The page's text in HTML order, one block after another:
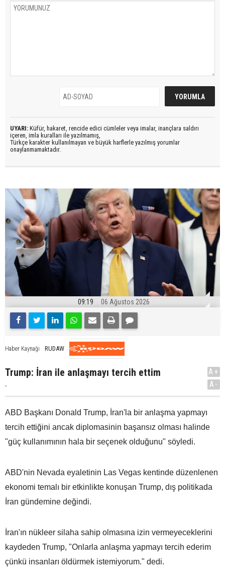
UYARI: Küfür, hakaret, rencide edici cümleler veya imalar, inançlara saldırı
içeren, imla kuralları ile yazılmamış,
Türkçe karakter kullanılmayan ve büyük harflerle yazılmış yorumlar
onaylanmamaktadır.
09:19 06 Ağustos 2026
Haber Kaynağı RUDAW
Trump: İran ile anlaşmayı tercih ettim
.
A+
A-
ABD Başkanı Donald Trump, İran'la bir anlaşma yapmayı
tercih ettiğini ancak diplomasinin başarısız olması halinde
"güç kullanımının hala bir seçenek olduğunu" söyledi.
ABD'nin Nevada eyaletinin Las Vegas kentinde düzenlenen
ekonomi temalı bir etkinlikte konuşan Trump, dış politikada
İran gündemine değindi.
İran'ın nükleer silaha sahip olmasına izin vermeyeceklerini
kaydeden Trump, "Onlarla anlaşma yapmayı tercih ederim
çünkü insanları öldürmek istemiyorum." dedi.